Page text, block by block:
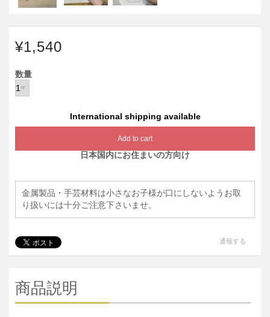
¥1,540
数量
International shipping available
Add to cart
日本国内にお住まいの方向け
金属製品・手芸材料は小さなお子様が口にしないようお取
り扱いには十分ご注意下さいませ。
通報する
商品説明